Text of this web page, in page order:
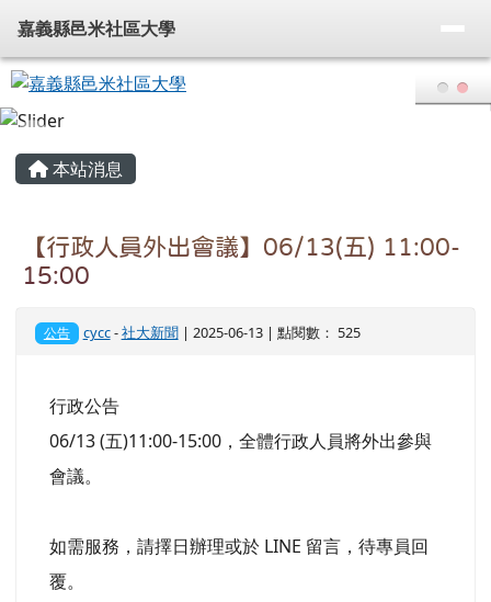
嘉義縣邑米社區大學
導覽列
嘉義縣邑米社區大學
主內容區域
本站消息
【行政人員外出會議】06/13(五) 11:00-
15:00
公告 cycc-社大新聞| 2025-06-13 | 點閱數： 525
行政公告
06/13 (五)11:00-15:00，全體行政人員將外出參與
會議。
如需服務，請擇日辦理或於 LINE 留言，待專員回
覆。
頁尾區域